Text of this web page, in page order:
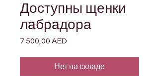
Доступны щенки
лабрадора
7 500,00 AED
Нет на складе